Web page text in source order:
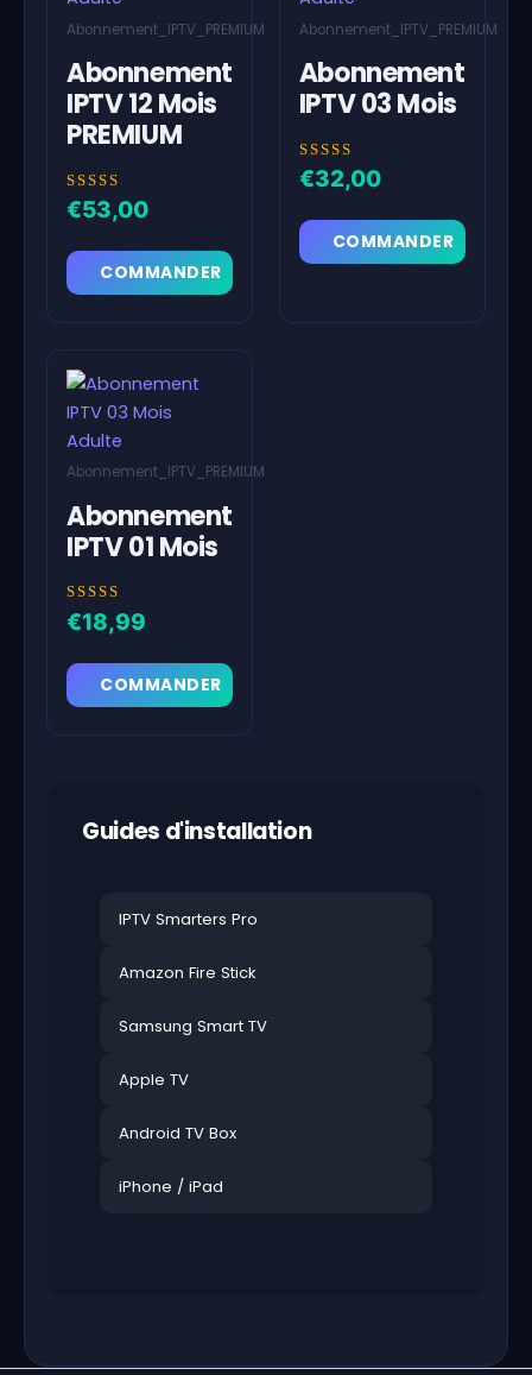
Abonnement_IPTV_PREMIUM
Abonnement
IPTV 12 Mois
PREMIUM
Note
5.00
€53,00
COMMANDER
Abonnement_IPTV_PREMIUM
Abonnement
IPTV 03 Mois
Note
5.00
€32,00
COMMANDER
Abonnement_IPTV_PREMIUM
Abonnement
IPTV 01 Mois
Note
5.00
€18,99
COMMANDER
Guides d'installation
IPTV Smarters Pro
Amazon Fire Stick
Samsung Smart TV
Apple TV
Android TV Box
iPhone / iPad